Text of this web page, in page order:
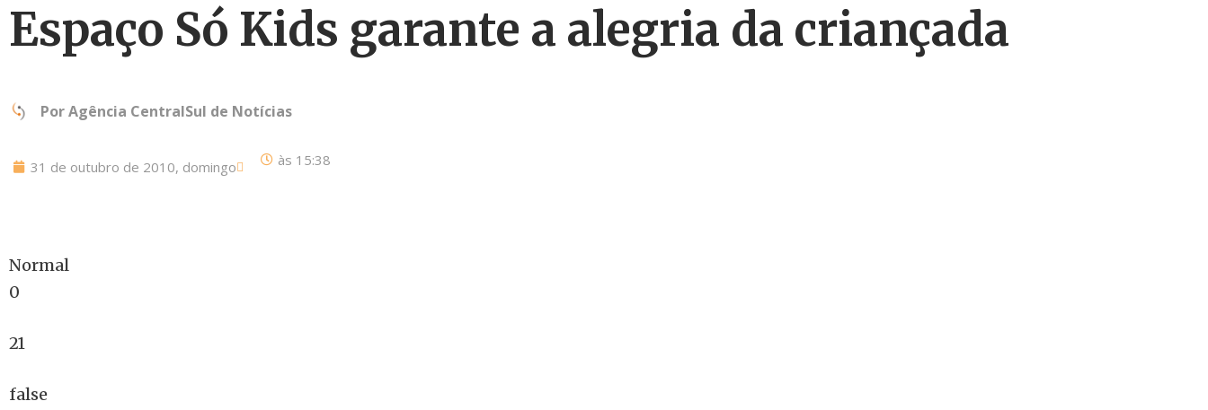
Espaço Só Kids garante a alegria da criançada
PorAgência CentralSul de Notícias
31 de outubro de 2010, domingo às 15:38
Normal
0
21
false